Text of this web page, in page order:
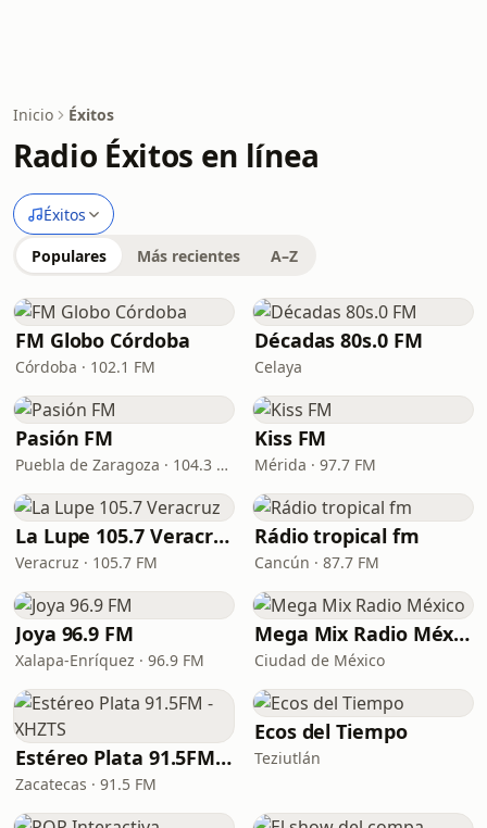
Inicio Éxitos
Radio Éxitos en línea
Éxitos
Populares Más recientes A–Z
FM Globo Córdoba
Córdoba · 102.1 FM
Décadas 80s.0 FM
Celaya
Pasión FM
Puebla de Zaragoza · 104.3 FM
Kiss FM
Mérida · 97.7 FM
La Lupe 105.7 Veracruz
Veracruz · 105.7 FM
Rádio tropical fm
Cancún · 87.7 FM
Joya 96.9 FM
Xalapa-Enríquez · 96.9 FM
Mega Mix Radio México
Ciudad de México
Estéreo Plata 91.5FM - XHZTS
Zacatecas · 91.5 FM
Ecos del Tiempo
Teziutlán